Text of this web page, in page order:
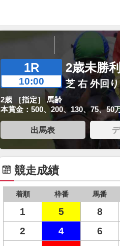
1R
10:00
2歳未勝
芝 右 外回
2歳 ［指定］ 馬齢
本賞金：500、200、130、75、50
出馬表
競走成績
着順 枠番 馬番
1 5 8
2
4 6